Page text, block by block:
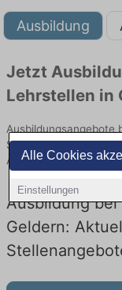
Alle Cookies
Einstellungen
Ausbildung
Jetzt
Lehrstellen in
Ausbildungsangebote
Sie von namhaften
Arbeitgebern und
Ausbildung bei
Geldern: